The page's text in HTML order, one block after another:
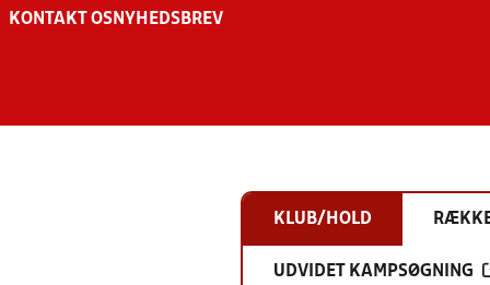
KONTAKT OS NYHEDSBREV
KLUB/HOLD
UDVIDET KAMPSØGNING